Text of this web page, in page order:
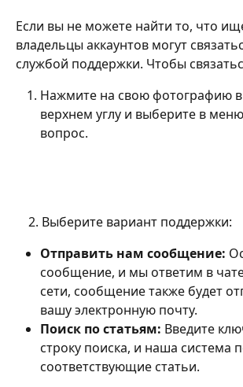
Если вы не можете найти то, что
владельцы аккаунтов могут
службой поддержки. Чтобы
Нажмите на свою фотографию
верхнем углу и выберите в
вопрос.
    2. Выберите вариант поддержки:
Отправить нам сообщение:
сообщение, и мы ответим в
сети, сообщение также будет
вашу электронную почту.
Поиск по статьям: Введите
строку поиска, и наша система
соответствующие статьи.